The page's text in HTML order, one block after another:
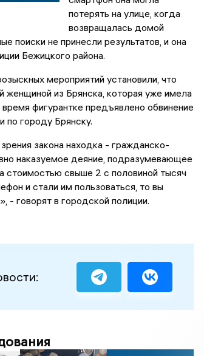
потерять на улице, когда
возвращалась домой
поиски не принесли результатов, и она
Бежицкого района.
мероприятий установили, что
из Брянска, которая уже имела
фигурантке предъявлено обвинение
городу Брянску.
закона находка - гражданско-
наказуемое деяние, подразумевающее
стоимостью свыше 2 с половиной тысяч
и стали им пользоваться, то вы
- говорят в городской полиции.